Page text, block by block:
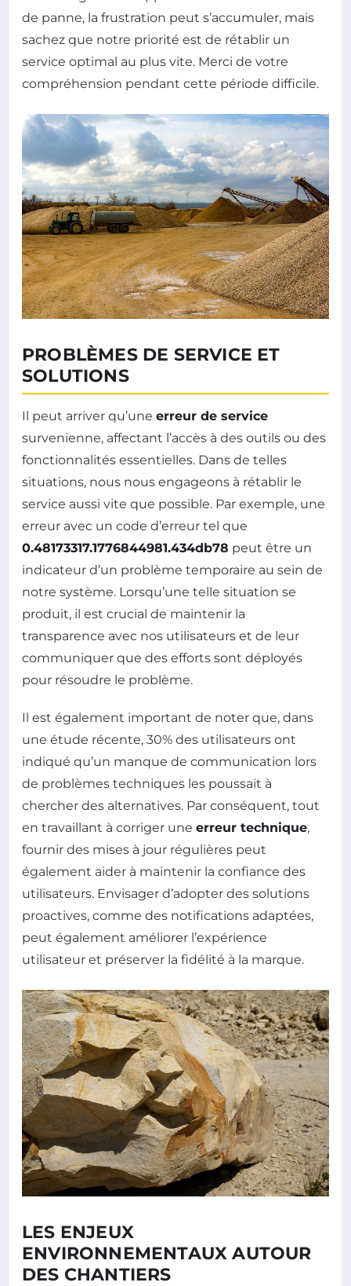
de panne, la frustration peut s’accumuler, mais
sachez que notre priorité est de rétablir un
service optimal au plus vite. Merci de votre
compréhension pendant cette période difficile.
PROBLÈMES DE SERVICE ET
SOLUTIONS
Il peut arriver qu’une erreur de service
survenienne, affectant l’accès à des outils ou des
fonctionnalités essentielles. Dans de telles
situations, nous nous engageons à rétablir le
service aussi vite que possible. Par exemple, une
erreur avec un code d’erreur tel que
0.48173317.1776844981.434db78 peut être un
indicateur d’un problème temporaire au sein de
notre système. Lorsqu’une telle situation se
produit, il est crucial de maintenir la
transparence avec nos utilisateurs et de leur
communiquer que des efforts sont déployés
pour résoudre le problème.
Il est également important de noter que, dans
une étude récente, 30% des utilisateurs ont
indiqué qu’un manque de communication lors
de problèmes techniques les poussait à
chercher des alternatives. Par conséquent, tout
en travaillant à corriger une erreur technique,
fournir des mises à jour régulières peut
également aider à maintenir la confiance des
utilisateurs. Envisager d’adopter des solutions
proactives, comme des notifications adaptées,
peut également améliorer l’expérience
utilisateur et préserver la fidélité à la marque.
LES ENJEUX
ENVIRONNEMENTAUX AUTOUR
DES CHANTIERS